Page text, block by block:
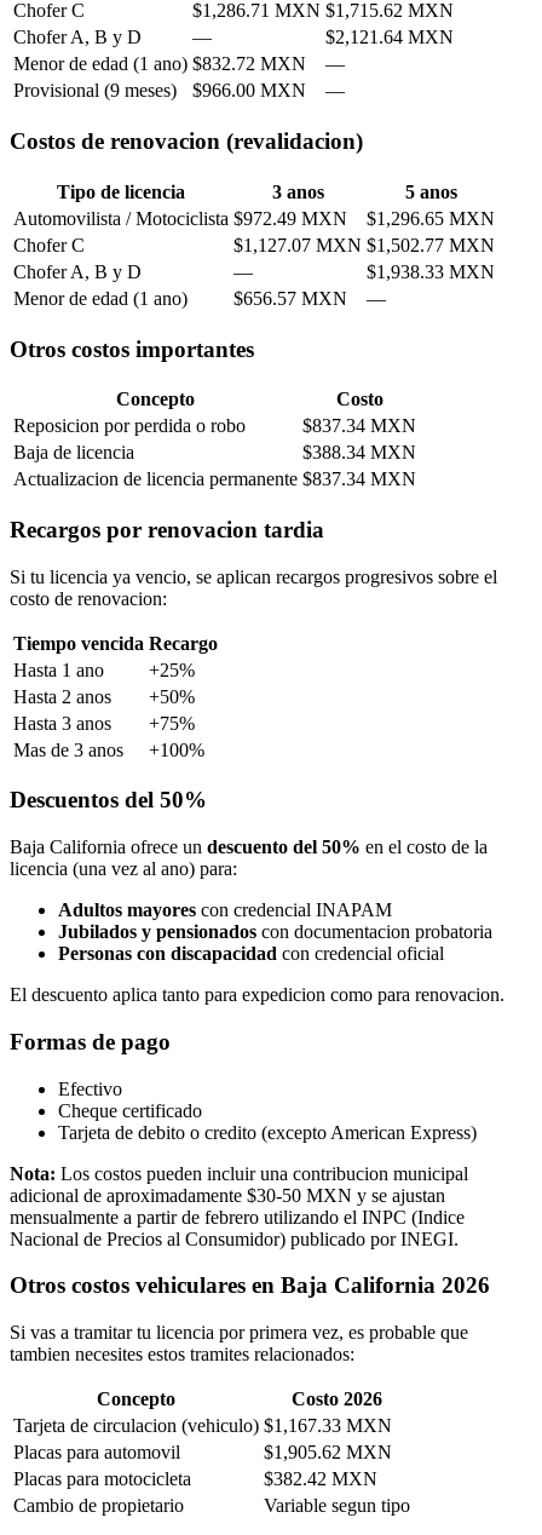
Chofer C $1,286.71 MXN $1,715.62 MXN
Chofer A, B y D
—
$2,121.64 MXN
Menor de edad (1 ano) $832.72 MXN
—
Provisional (9 meses)
$966.00 MXN —
Costos de renovacion (revalidacion)
Tipo de licencia 3 anos
5 anos
Automovilista / Motociclista $972.49 MXN
$1,296.65 MXN
Chofer C
$1,127.07 MXN $1,502.77 MXN
Chofer A, B y D
—
$1,938.33 MXN
Menor de edad (1 ano)
$656.57 MXN —
Otros costos importantes
Concepto
Costo
Reposicion por perdida o robo
$837.34 MXN
Baja de licencia
$388.34 MXN
Actualizacion de licencia permanente $837.34 MXN
Recargos por renovacion tardia
Si tu licencia ya vencio, se aplican recargos progresivos sobre el
costo de renovacion:
Tiempo vencida Recargo
Hasta 1 ano
+25%
Hasta 2 anos
+50%
Hasta 3 anos
+75%
Mas de 3 anos
+100%
Descuentos del 50%
Baja California ofrece un descuento del 50% en el costo de la
licencia (una vez al ano) para:
Adultos mayores con credencial INAPAM
Jubilados y pensionados con documentacion probatoria
Personas con discapacidad con credencial oficial
El descuento aplica tanto para expedicion como para renovacion.
Formas de pago
Efectivo
Cheque certificado
Tarjeta de debito o credito (excepto American Express)
Nota: Los costos pueden incluir una contribucion municipal
adicional de aproximadamente $30-50 MXN y se ajustan
mensualmente a partir de febrero utilizando el INPC (Indice
Nacional de Precios al Consumidor) publicado por INEGI.
Otros costos vehiculares en Baja California 2026
Si vas a tramitar tu licencia por primera vez, es probable que
tambien necesites estos tramites relacionados:
Concepto
Costo 2026
Tarjeta de circulacion (vehiculo) $1,167.33 MXN
Placas para automovil
$1,905.62 MXN
Placas para motocicleta
$382.42 MXN
Cambio de propietario
Variable segun tipo